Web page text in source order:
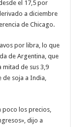
el 17,5 por
a diciembre
de Chicago.
por libra, lo que
de Argentina, que
mitad de sus 3,9
de soja a India,
poco los precios,
dijo a